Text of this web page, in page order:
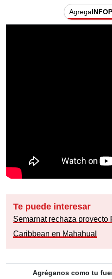
Agrega
Te puede interesar
Semarnat rechaza proyecto
Caribbean en Mahahual
Agréganos como tu